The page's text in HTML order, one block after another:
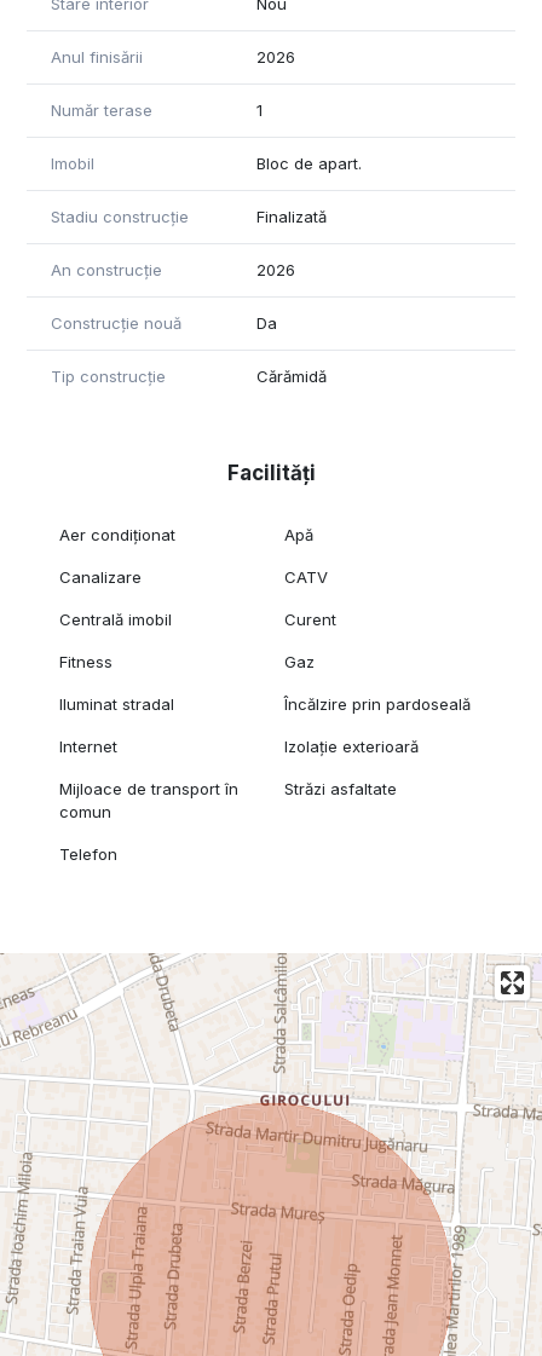
Anul finisării 2026
Număr terase 1
Imobil Bloc de apart.
Stadiu construcție Finalizată
An construcție 2026
Construcție nouă Da
Tip construcție Cărămidă
Facilități
Aer condiționat Apă
Canalizare CATV
Centrală imobil Curent
Fitness Gaz
Iluminat stradal Încălzire prin pardoseală
Internet Izolație exterioară
Mijloace de transport în
comun
Străzi asfaltate
Telefon